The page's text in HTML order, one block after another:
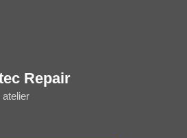
Repair
atelier